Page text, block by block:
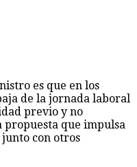
es que en los
de la jornada laboral
previo y no
propuesta que impulsa
con otros